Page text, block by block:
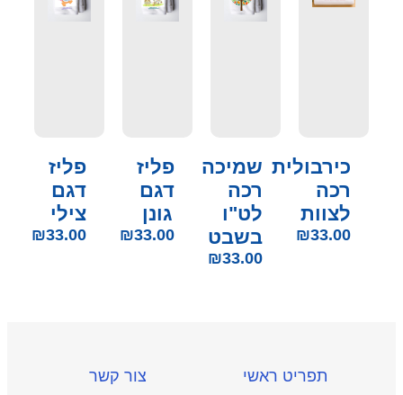
כירבולית
רכה
לצוות
₪33.00
שמיכה
רכה
לט"ו
בשבט
₪33.00
פליז
דגם
גונן
₪33.00
פליז
דגם
צילי
₪33.00
תפריט ראשי צור קשר